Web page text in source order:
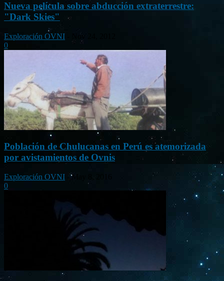
Nueva película sobre abducción extraterrestre:
"Dark Skies"
Exploración OVNI
Nov 24, 2012
0
Población de Chulucanas en Perú es atemorizada
por avistamientos de Ovnis
Exploración OVNI - May 8, 2016
0